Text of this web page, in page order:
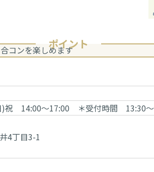
ポイント
コンを楽しめます
)祝 14:00～17:00 ＊受付時間 13:30～
4丁目3-1